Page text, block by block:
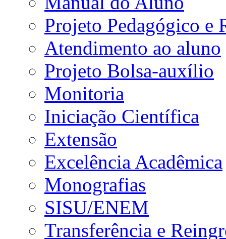
Projeto Pedagógico e
Atendimento ao aluno
Projeto Bolsa-auxílio
Monitoria
Iniciação Científica
Extensão
Excelência Acadêmica
Monografias
SISU/ENEM
Transferência e